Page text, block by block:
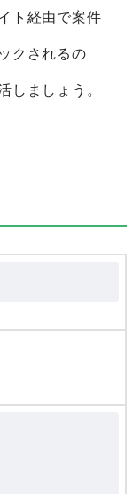
ト経由で案件
クされるの
しましょう。